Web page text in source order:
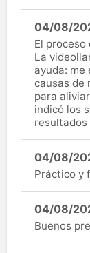
04/08/
El
La
ayuda: me
causas de
para
indicó los
resultados
04/08/
Práctico y
04/08/
Buenos